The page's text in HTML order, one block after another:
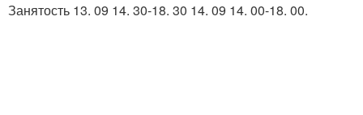
Занятость 13. 09 14. 30-18. 30 14. 09 14. 00-18. 00.